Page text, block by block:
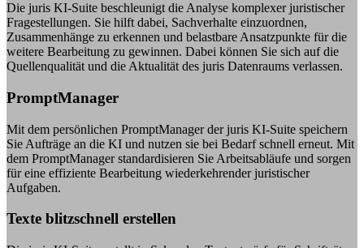
Die juris KI-Suite beschleunigt die Analyse komplexer juristischer
Fragestellungen. Sie hilft dabei, Sachverhalte einzuordnen,
Zusammenhänge zu erkennen und belastbare Ansatzpunkte für die
weitere Bearbeitung zu gewinnen. Dabei können Sie sich auf die
Quellenqualität und die Aktualität des juris Datenraums verlassen.
PromptManager
Mit dem persönlichen PromptManager der juris KI-Suite speichern
Sie Aufträge an die KI und nutzen sie bei Bedarf schnell erneut. Mit
dem PromptManager standardisieren Sie Arbeitsabläufe und sorgen
für eine effiziente Bearbeitung wiederkehrender juristischer
Aufgaben.
Texte blitzschnell erstellen